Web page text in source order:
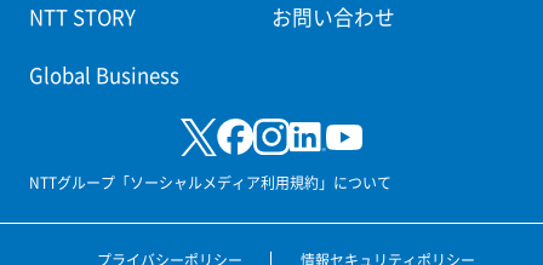
NTT STORY お問い合わせ
Global Business
NTTグループ「ソーシャルメディア利用規約」について
プライバシーポリシー 情報セキュリティポリシー